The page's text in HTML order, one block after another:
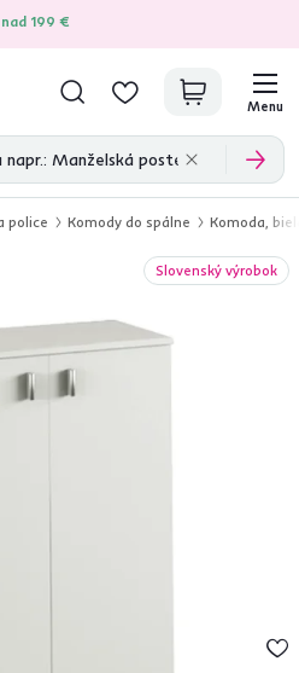
199 €produktových recenzií
Menu
police Komody do spálne Komoda,
Slovenský výrobok